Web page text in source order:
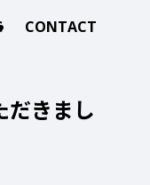
CONTACT
だきまし